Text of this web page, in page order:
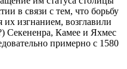
в связи с тем, что борьбу
изгнанием, возглавили
Секененра, Камее и Яхмес
примерно с 1580